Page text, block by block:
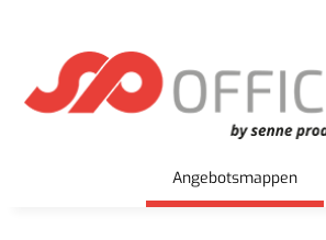
Angebotsmappen